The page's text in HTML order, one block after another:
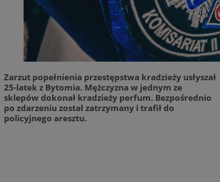
Zarzut popełnienia przestępstwa kradzieży usłyszał
25-latek z Bytomia. Mężczyzna w jednym ze
sklepów dokonał kradzieży perfum. Bezpośrednio
po zdarzeniu został zatrzymany i trafił do
policyjnego aresztu.